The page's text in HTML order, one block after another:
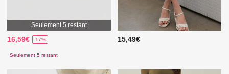
Seulement 5 restant
16,59€ -17%
Seulement 5 restant
15,49€